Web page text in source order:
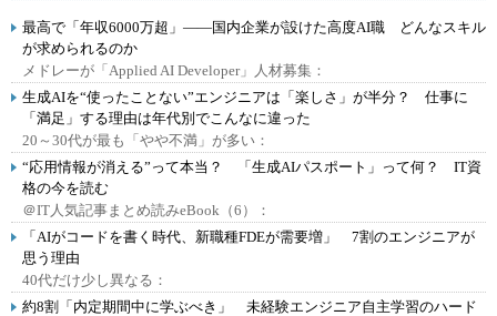
最高で「年収6000万超」――国内企業が設けた高度AI職 どんなスキル
が求められるのか
メドレーが「Applied AI Developer」人材募集：
生成AIを“使ったことない”エンジニアは「楽しさ」が半分？ 仕事に
「満足」する理由は年代別でこんなに違った
20～30代が最も「やや不満」が多い：
“応用情報が消える”って本当？ 「生成AIパスポート」って何？ IT資
格の今を読む
＠IT人気記事まとめ読みeBook（6）：
「AIがコードを書く時代、新職種FDEが需要増」 7割のエンジニアが
思う理由
40代だけ少し異なる：
約8割「内定期間中に学ぶべき」 未経験エンジニア自主学習のハード